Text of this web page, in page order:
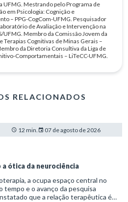
UFMG. Mestrando pelo Programa de
em Psicologia: Cognição e
– PPG-CogCom-UFMG. Pesquisador
de Avaliação e Intervenção na
UFMG. Membro da Comissão Jovem da
Terapias Cognitivas de Minas Gerais –
da Diretoria Consultiva da Liga de
Comportamentais – LiTeCC-UFMG.
RELACIONADOS
12 min. 07 de agosto de 2026
ótica da neurociência
central no
tempo e o avanço da pesquisa
que a relação terapêutica é